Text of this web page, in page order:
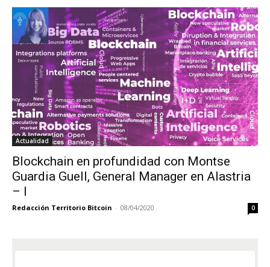
Actualidad
Blockchain en profundidad con Montse
Guardia Guell, General Manager en Alastria
– I
Redacción Territorio Bitcoin - 08/04/2020 0